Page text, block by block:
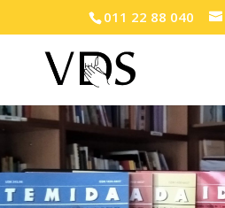
011 22 88 040